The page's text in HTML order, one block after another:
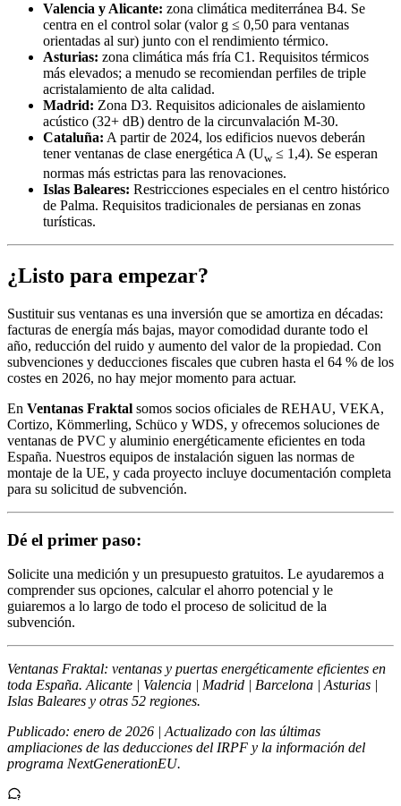
Valencia y Alicante: zona climática mediterránea B4. Se
centra en el control solar (valor g ≤ 0,50 para ventanas
orientadas al sur) junto con el rendimiento térmico.
Asturias: zona climática más fría C1. Requisitos térmicos
más elevados; a menudo se recomiendan perfiles de triple
acristalamiento de alta calidad.
Madrid: Zona D3. Requisitos adicionales de aislamiento
acústico (32+ dB) dentro de la circunvalación M-30.
Cataluña: A partir de 2024, los edificios nuevos deberán
tener ventanas de clase energética A (Uw≤ 1,4). Se esperan
normas más estrictas para las renovaciones.
Islas Baleares: Restricciones especiales en el centro histórico
de Palma. Requisitos tradicionales de persianas en zonas
turísticas.
¿Listo para empezar?
Sustituir sus ventanas es una inversión que se amortiza en décadas:
facturas de energía más bajas, mayor comodidad durante todo el
año, reducción del ruido y aumento del valor de la propiedad. Con
subvenciones y deducciones fiscales que cubren hasta el 64 % de los
costes en 2026, no hay mejor momento para actuar.
En Ventanas Fraktal somos socios oficiales de REHAU, VEKA,
Cortizo, Kömmerling, Schüco y WDS, y ofrecemos soluciones de
ventanas de PVC y aluminio energéticamente eficientes en toda
España. Nuestros equipos de instalación siguen las normas de
montaje de la UE, y cada proyecto incluye documentación completa
para su solicitud de subvención.
Dé el primer paso:
Solicite una medición y un presupuesto gratuitos. Le ayudaremos a
comprender sus opciones, calcular el ahorro potencial y le
guiaremos a lo largo de todo el proceso de solicitud de la
subvención.
Ventanas Fraktal: ventanas y puertas energéticamente eficientes en
toda España. Alicante | Valencia | Madrid | Barcelona | Asturias |
Islas Baleares y otras 52 regiones.
Publicado: enero de 2026 | Actualizado con las últimas
ampliaciones de las deducciones del IRPF y la información del
programa NextGenerationEU.